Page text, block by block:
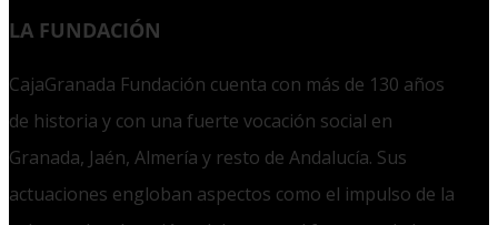
LA FUNDACIÓN
CajaGranada Fundación cuenta con más de 130 años
de historia y con una fuerte vocación social en
Granada, Jaén, Almería y resto de Andalucía. Sus
actuaciones engloban aspectos como el impulso de la